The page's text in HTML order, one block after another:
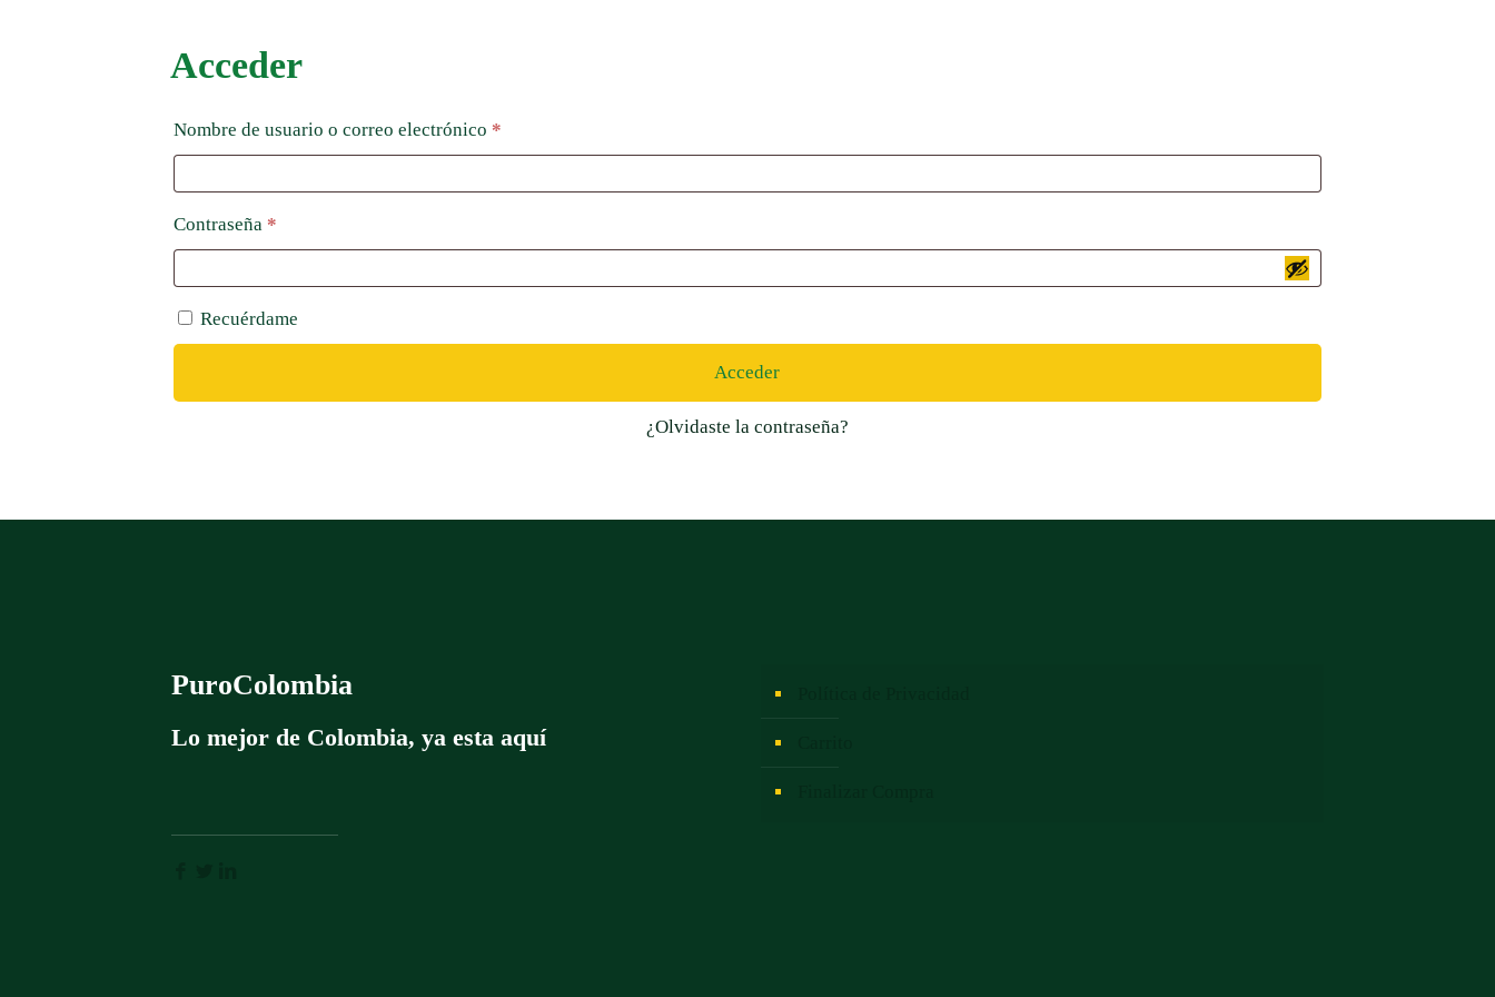
Acceder
Nombre de usuario o correo electrónico *Obligatorio
Contraseña *Obligatorio
Recuérdame
Acceder
¿Olvidaste la contraseña?
PuroColombia
Lo mejor de Colombia, ya esta aquí